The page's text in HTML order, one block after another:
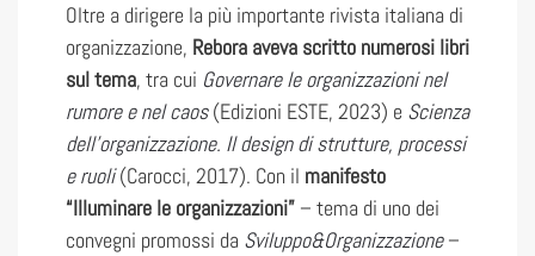
Oltre a dirigere la più importante rivista italiana di
organizzazione, Rebora aveva scritto numerosi libri
sul tema, tra cui Governare le organizzazioni nel
rumore e nel caos(Edizioni ESTE, 2023) e Scienza
dell’organizzazione. Il design di strutture, processi
e ruoli(Carocci, 2017). Con il manifesto
“Illuminare le organizzazioni” – tema di uno dei
convegni promossi da Sviluppo&Organizzazione–